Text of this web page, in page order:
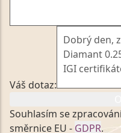
Váš dotaz:
Souhlasím se
směrnice EU - GDPR.